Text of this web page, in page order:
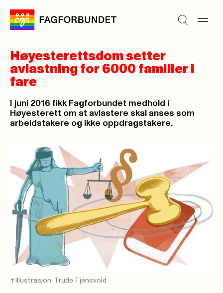
Høyesterettsdom setter
avlastning for 6000 familier i
fare
I juni 2016 fikk Fagforbundet medhold i
Høyesterett om at avlastere skal anses som
arbeidstakere og ikke oppdragstakere.
Illustrasjon: Trude Tjensvold